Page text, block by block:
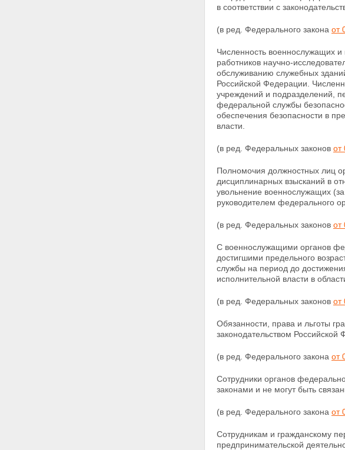
в соответствии с
(в ред. Федерального закона от
Численность военнослужащих и
работников научно-
обслуживанию служебных
Российской Федерации.
учреждений и подразделений,
федеральной службы
обеспечения безопасности в
власти.
(в ред. Федеральных законов от
Полномочия должностных лиц
дисциплинарных взысканий в
увольнение военнослужащих
руководителем федерального
(в ред. Федеральных законов от
С военнослужащими органов
достигшими предельного
службы на период до
исполнительной власти в
(в ред. Федеральных законов от
Обязанности, права и льготы
законодательством Российской
(в ред. Федерального закона от
Сотрудники органов
законами и не могут быть
(в ред. Федерального закона от
Сотрудникам и гражданскому
предпринимательской